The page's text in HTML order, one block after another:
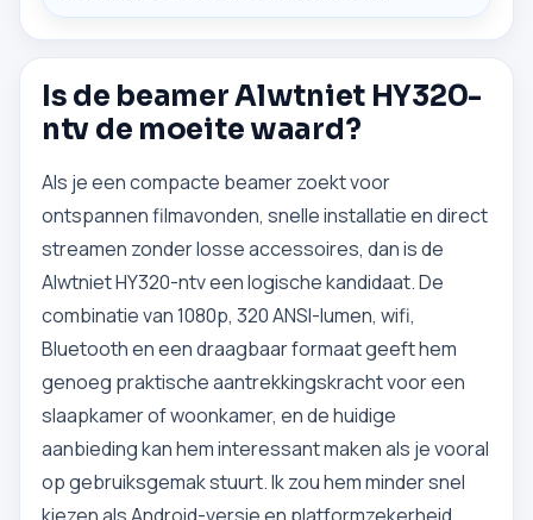
Is de beamer Alwtniet HY320-
ntv de moeite waard?
Als je een compacte beamer zoekt voor
ontspannen filmavonden, snelle installatie en direct
streamen zonder losse accessoires, dan is de
Alwtniet HY320-ntv een logische kandidaat. De
combinatie van 1080p, 320 ANSI-lumen, wifi,
Bluetooth en een draagbaar formaat geeft hem
genoeg praktische aantrekkingskracht voor een
slaapkamer of woonkamer, en de huidige
aanbieding kan hem interessant maken als je vooral
op gebruiksgemak stuurt. Ik zou hem minder snel